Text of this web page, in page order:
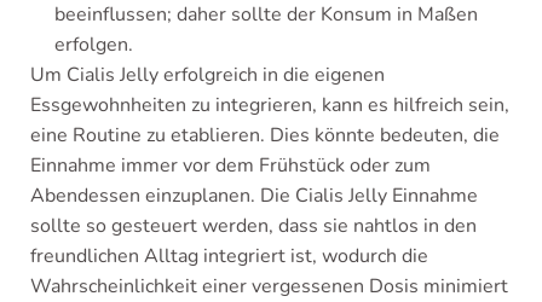
beeinflussen; daher sollte der Konsum in Maßen
erfolgen.
Um Cialis Jelly erfolgreich in die eigenen
Essgewohnheiten zu integrieren, kann es hilfreich sein,
eine Routine zu etablieren. Dies könnte bedeuten, die
Einnahme immer vor dem Frühstück oder zum
Abendessen einzuplanen. Die Cialis Jelly Einnahme
sollte so gesteuert werden, dass sie nahtlos in den
freundlichen Alltag integriert ist, wodurch die
Wahrscheinlichkeit einer vergessenen Dosis minimiert